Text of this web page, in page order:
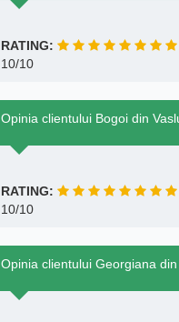
RATING:
10/10
Opinia clientului Bogoi din
RATING:
10/10
Opinia clientului Georgiana